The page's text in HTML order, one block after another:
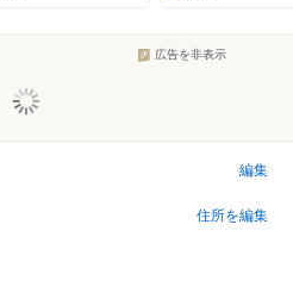
広告を非表示
編集
住所を編集